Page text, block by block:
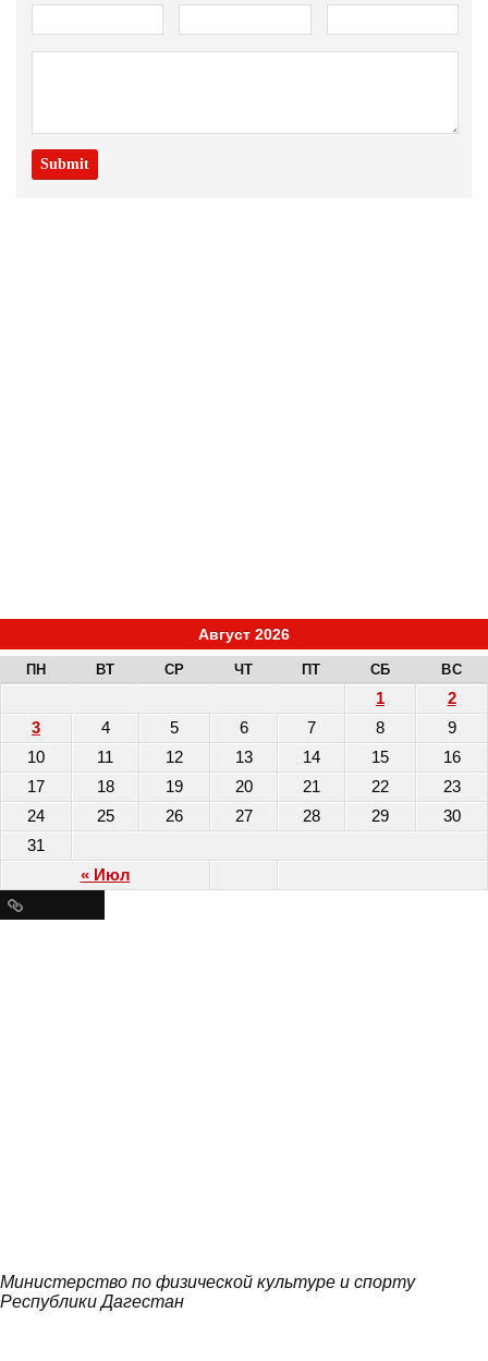
Август 2026
ПН ВТ СР ЧТ ПТ СБ ВС
« Июл
1
2
3
4 5 6 7 8
9
10
11 12 13 14 15
16
17
18 19 20 21 22
23
24
25 26 27 28 29
30
31
Министерство по физической культуре и спорту
Республики Дагестан